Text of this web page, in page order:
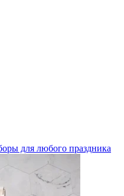
для любого праздника